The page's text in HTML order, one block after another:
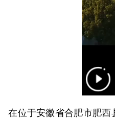
位于安徽省合肥市肥西县